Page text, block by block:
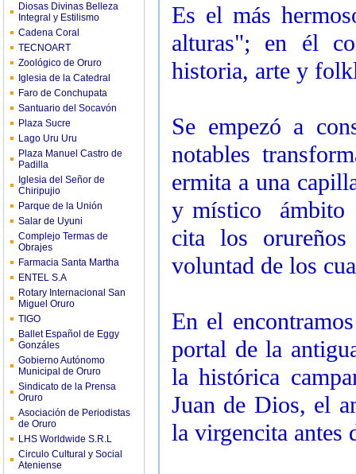
Diosas Divinas Belleza
Integral y Estilismo
Cadena Coral
TECNOART
Zoológico de Oruro
Iglesia de la Catedral
Faro de Conchupata
Santuario del Socavón
Plaza Sucre
Lago Uru Uru
Plaza Manuel Castro de
Padilla
Iglesia del Señor de
Chiripujio
Parque de la Unión
Salar de Uyuni
Complejo Termas de
Obrajes
Farmacia Santa Martha
ENTEL S.A
Rotary Internacional San
Miguel Oruro
TIGO
Ballet Español de Eggy
Gonzáles
Gobierno Autónomo
Municipal de Oruro
Sindicato de la Prensa
Oruro
Asociación de Periodistas
de Oruro
LHS Worldwide S.R.L
Circulo Cultural y Social
Ateniense
Es el más
alturas"; en él
historia, arte y
Se empezó a
notables
ermita a una
y místico ámbito
cita los
voluntad de los
En el
portal de la
la histórica
Juan de Dios, el
la virgencita antes